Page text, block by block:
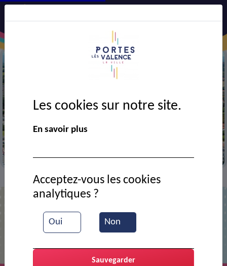
> Contact >Grand frais
Grand frais
Les cookies sur notre site.
En savoir plus
Oui Non
Acceptez-vous les cookies
analytiques ?
Sauvegarder